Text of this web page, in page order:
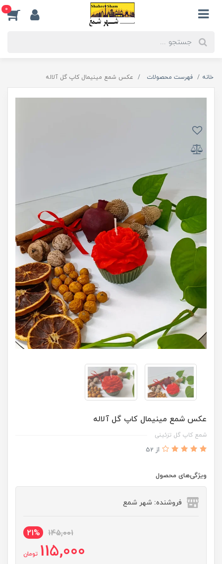
0
خانه فهرست محصولات عکس شمع مینیمال کاپ گل آلاله
عکس شمع مینیمال کاپ گل آلاله
شمع کاپ گل تزئینی
از 52
ویژگی‌های محصول
فروشنده: شهر شمع
145,001
21%
115,000 تومان